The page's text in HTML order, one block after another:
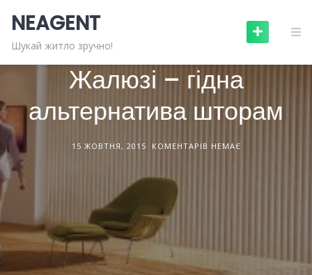
content
NEAGENT
Шукай житло зручно!БУДІВЕЛЬНІ МАТЕРІАЛИ
Жалюзі – гідна
альтернатива шторам
15 ЖОВТНЯ, 2015 КОМЕНТАРІВ НЕМАЄ